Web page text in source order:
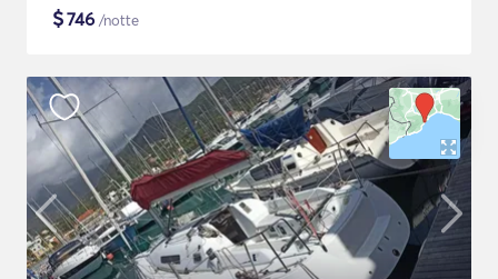
$746 /notte